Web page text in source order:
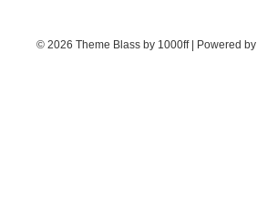
© 2026 Theme Blass by 1000ff | Powered by